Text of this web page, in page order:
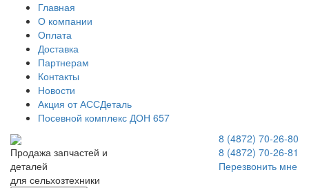
Главная
О компании
Оплата
Доставка
Партнерам
Контакты
Новости
Акция от АССДеталь
Посевной комплекс ДОН 657
Продажа запчастей и
деталей
для сельхозтехники
8 (4872) 70-26-80
8 (4872) 70-26-81
Перезвонить мне